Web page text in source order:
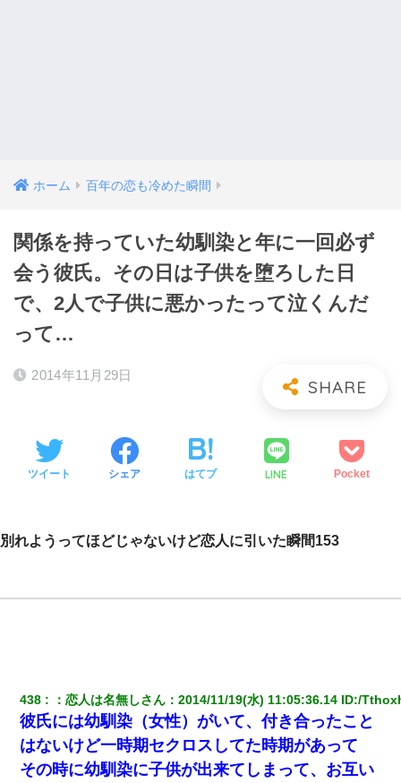
ホーム 百年の恋も冷めた瞬間
関係を持っていた幼馴染と年に一回必ず
会う彼氏。その日は子供を堕ろした日
で、2人で子供に悪かったって泣くんだ
って…
2014年11月29日
ツイート シェア はてブ LINE Pocket
別れようってほどじゃないけど恋人に引いた瞬間153
438 ：恋人は名無しさん ：2014/11/19(水) 11:05:36.14 ID:/
彼氏には幼馴染（女性）がいて、付き合ったこと
はないけど一時期セクロスしてた時期があって
その時に幼馴染に子供が出来てしまって、お互い